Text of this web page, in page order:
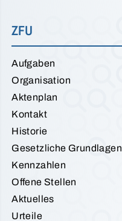
ZFU
Aufgaben
Organisation
Aktenplan
Kontakt
Historie
Gesetzliche Grundlagen
Kennzahlen
Offene Stellen
Aktuelles
Urteile